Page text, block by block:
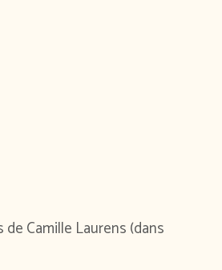
Camille Laurens (dans